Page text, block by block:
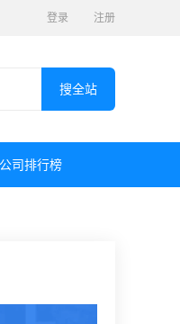
登录 注册
司排行榜